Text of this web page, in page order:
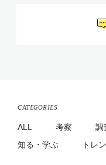
CATEGORIES
ALL 考察
調
知る・学ぶ
トレ